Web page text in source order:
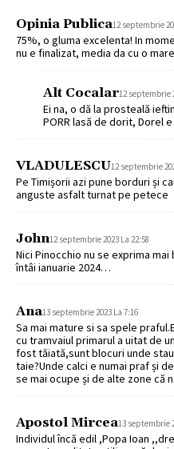
Opinia Publica12 septembrie
75%, o gluma excelenta! In
nu e finalizat, media da cu o
Alt Cocalar12 septembrie
Ei na, o dă la prosteală
PORR lasă de dorit, Dorel
VLADULESCU12 septembrie
Pe Timișorii azi pune borduri și
anguste asfalt turnat pe petece
John12 septembrie 2023 La 22:58
Nici Pinocchio nu se exprima
întâi ianuarie 2024…
Ana13 septembrie 2023 La 7:16
Sa mai mature si sa spele
cu tramvaiul primarul a uitat de
fost tăiată,sunt blocuri unde
taie?Unde calci e numai praf și
se mai ocupe și de alte zone că
Apostol Mircea13 septembrie
Individul încă edil ,Popa Ioan